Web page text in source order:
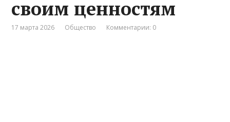
своим ценностям
17 марта 2026 Общество Комментарии: 0